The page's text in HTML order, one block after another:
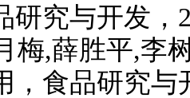
研究与开发，
梅,薛胜平,李
，食品研究与